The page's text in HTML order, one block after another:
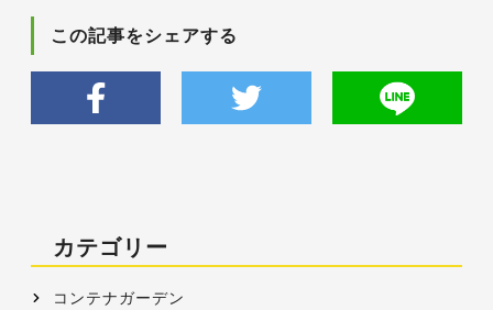
この記事をシェアする
カテゴリー
コンテナガーデン